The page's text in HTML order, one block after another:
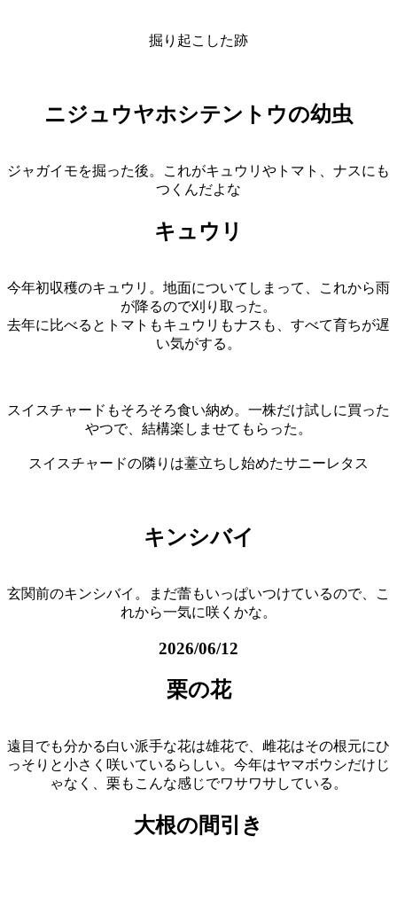
掘り起こした跡
ニジュウヤホシテントウの幼虫
ジャガイモを掘った後。これがキュウリやトマト、ナスにも
つくんだよな
キュウリ
今年初収穫のキュウリ。地面についてしまって、これから雨
が降るので刈り取った。
去年に比べるとトマトもキュウリもナスも、すべて育ちが遅
い気がする。
スイスチャードもそろそろ食い納め。一株だけ試しに買った
やつで、結構楽しませてもらった。
スイスチャードの隣りは薹立ちし始めたサニーレタス
キンシバイ
玄関前のキンシバイ。まだ蕾もいっぱいつけているので、こ
れから一気に咲くかな。
2026/06/12
栗の花
遠目でも分かる白い派手な花は雄花で、雌花はその根元にひ
っそりと小さく咲いているらしい。今年はヤマボウシだけじ
ゃなく、栗もこんな感じでワサワサしている。
大根の間引き